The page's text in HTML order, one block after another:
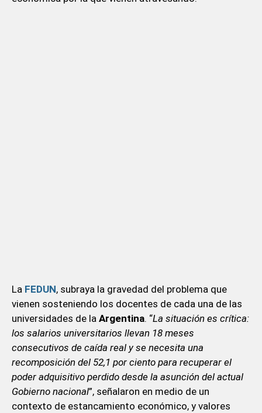
La FEDUN, subraya la gravedad del problema que
vienen sosteniendo los docentes de cada una de las
universidades de la Argentina. “La situación es crítica:
los salarios universitarios llevan 18 meses
consecutivos de caída real y se necesita una
recomposición del 52,1 por ciento para recuperar el
poder adquisitivo perdido desde la asunción del actual
Gobierno nacional”, señalaron en medio de un
contexto de estancamiento económico, y valores